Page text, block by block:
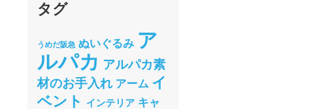
タグ
うめだ阪急 ぬいぐるみ ア
ルパカ アルパカ素
材のお手入れ アーム イ
ベント
インテリア キャ